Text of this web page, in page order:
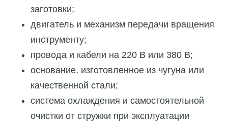
заготовки;
двигатель и механизм передачи вращения
инструменту;
провода и кабели на 220 В или 380 В;
основание, изготовленное из чугуна или
качественной стали;
система охлаждения и самостоятельной
очистки от стружки при эксплуатации